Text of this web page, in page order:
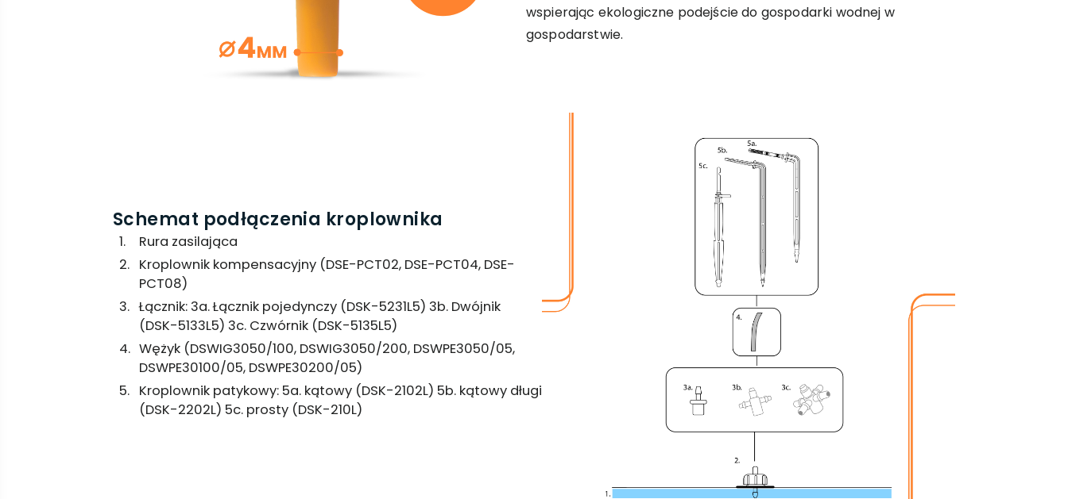
wspierając ekologiczne podejście do gospodarki wodnej w
gospodarstwie.
Schemat podłączenia kroplownika
Rura zasilająca
Kroplownik kompensacyjny (DSE-PCT02, DSE-PCT04, DSE-
PCT08)
Łącznik: 3a. Łącznik pojedynczy (DSK-5231L5) 3b. Dwójnik
(DSK-5133L5) 3c. Czwórnik (DSK-5135L5)
Wężyk (DSWIG3050/100, DSWIG3050/200, DSWPE3050/05,
DSWPE30100/05, DSWPE30200/05)
Kroplownik patykowy: 5a. kątowy (DSK-2102L) 5b. kątowy długi
(DSK-2202L) 5c. prosty (DSK-210L)